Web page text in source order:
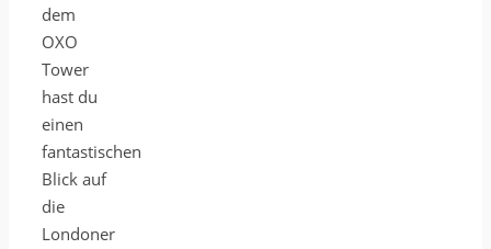
dem
OXO
Tower
hast du
einen
fantastischen
Blick auf
die
Londoner